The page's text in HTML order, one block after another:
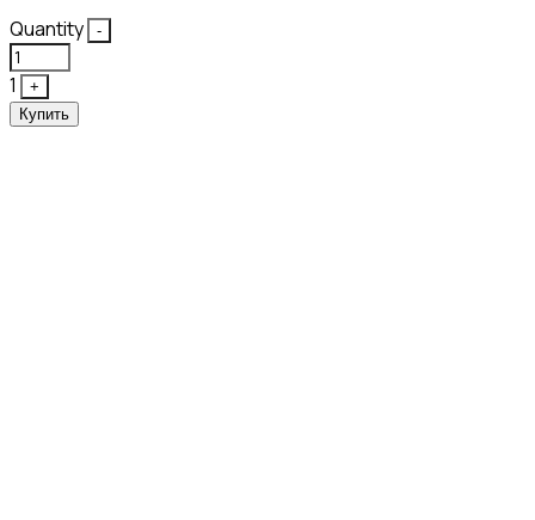
Quantity
-
1
+
Купить